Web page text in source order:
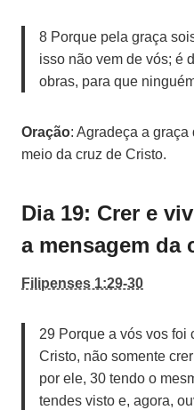
8 Porque pela graça
isso não vem de vós; é
obras, para que
Oração: Agradeça a
meio da cruz de Cristo.
Dia 19: Crer e
a mensagem da
Filipenses 1:29-30
29 Porque a vós vos foi
Cristo, não somente
por ele, 30 tendo o
tendes visto e, agora,